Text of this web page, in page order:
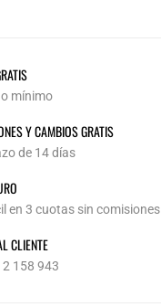
mínimo
Y CAMBIOS GRATIS
de 14 días
en 3 cuotas sin comisiones
CLIENTE
158 943